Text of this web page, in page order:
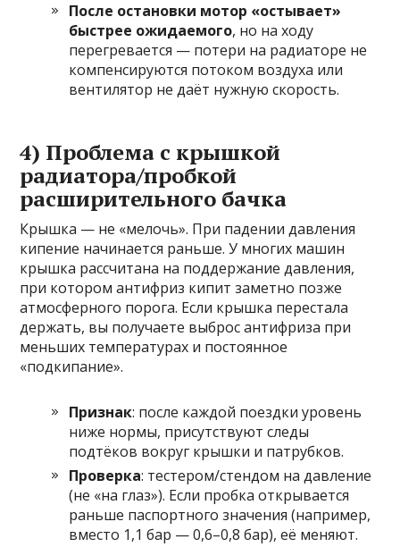
После остановки мотор «остывает»
быстрее ожидаемого, но на ходу
перегревается — потери на радиаторе не
компенсируются потоком воздуха или
вентилятор не даёт нужную скорость.
4) Проблема с крышкой
радиатора/пробкой
расширительного бачка
Крышка — не «мелочь». При падении давления
кипение начинается раньше. У многих машин
крышка рассчитана на поддержание давления,
при котором антифриз кипит заметно позже
атмосферного порога. Если крышка перестала
держать, вы получаете выброс антифриза при
меньших температурах и постоянное
«подкипание».
Признак: после каждой поездки уровень
ниже нормы, присутствуют следы
подтёков вокруг крышки и патрубков.
Проверка: тестером/стендом на давление
(не «на глаз»). Если пробка открывается
раньше паспортного значения (например,
вместо 1,1 бар — 0,6–0,8 бар), её меняют.